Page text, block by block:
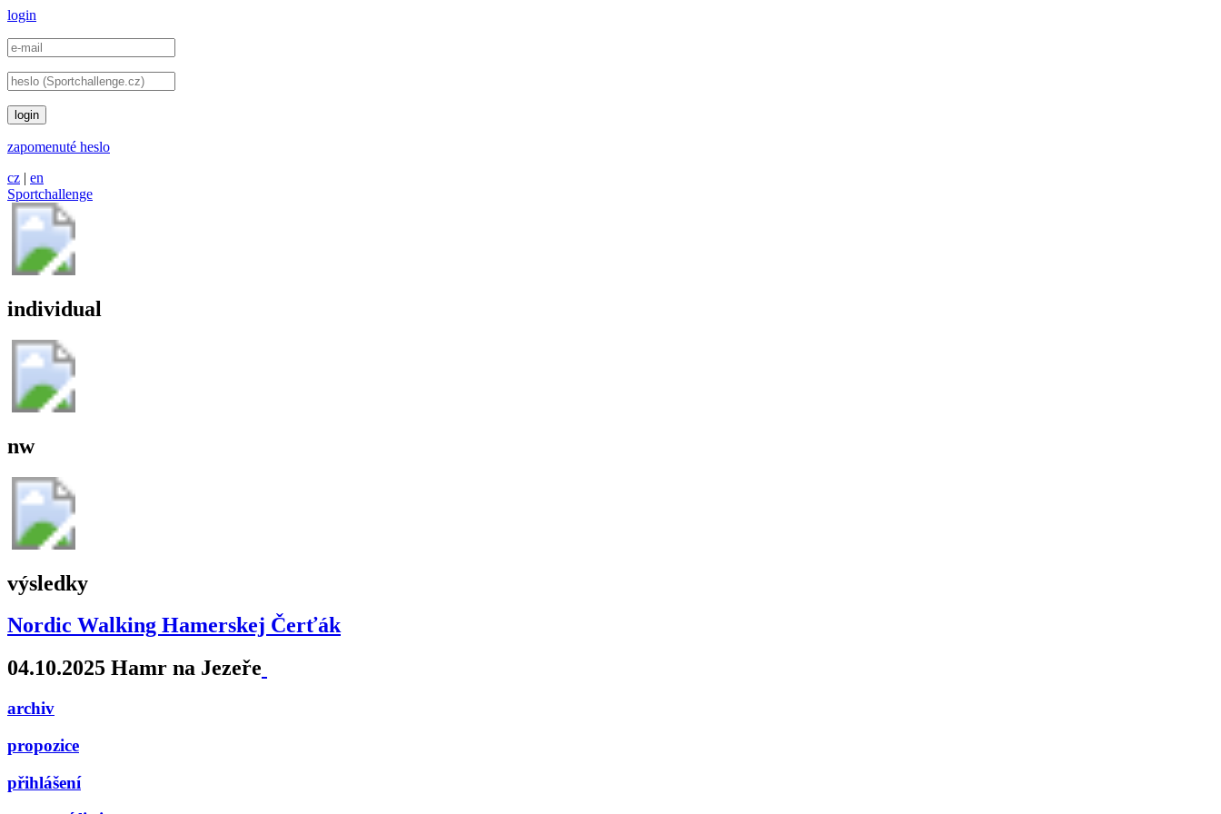
login
login
zapomenuté heslo
cz | en
Sportchallenge
individual
nw
výsledky
Nordic Walking Hamerskej Čerťák
04.10.2025 Hamr na Jezeře
archiv
propozice
přihlášení